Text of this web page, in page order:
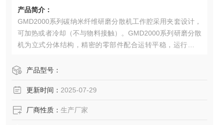
产品简介：
GMD2000系列碳纳米纤维研磨分散机工作腔采用夹套设计，
可加热或者冷却（不与物料接触）。GMD2000系列研磨分散
机为立式分体结构，精密的零部件配合运转平稳，运行噪音
媒对密封部分进行冷却，把泄露概率降到Z低，保证机器连续
产品型号：
更新时间： 2025-07-29
厂商性质： 生产厂家